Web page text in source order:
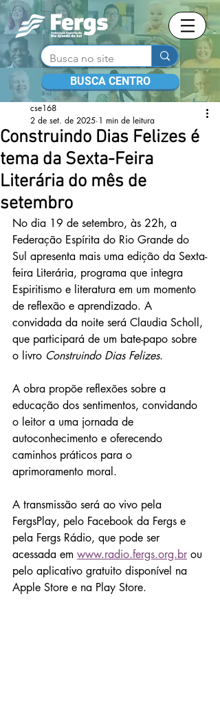
BUSCA CENTRO
Construindo Dias Felizes é
tema da Sexta-Feira
Literária do mês de
setembro
cse168
2 de set. de 2025 1 min de leitura
No dia 19 de setembro, às 22h, a
Federação Espírita do Rio Grande do
Sul apresenta mais uma edição da Sexta-
feira Literária, programa que integra
Espiritismo e literatura em um momento
de reflexão e aprendizado. A
convidada da noite será Claudia Scholl,
que participará de um bate-papo sobre
o livro Construindo Dias Felizes.
A obra propõe reflexões sobre a
educação dos sentimentos, convidando
o leitor a uma jornada de
autoconhecimento e oferecendo
caminhos práticos para o
aprimoramento moral.
A transmissão será ao vivo pela
FergsPlay, pelo Facebook da Fergs e
pela Fergs Rádio, que pode ser
acessada em www.radio.fergs.org.br ou
pelo aplicativo gratuito disponível na
Apple Store e na Play Store.